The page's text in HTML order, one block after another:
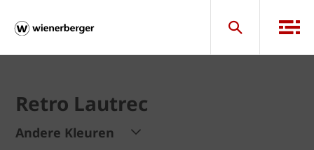
Retro Lautrec
Andere Kleuren